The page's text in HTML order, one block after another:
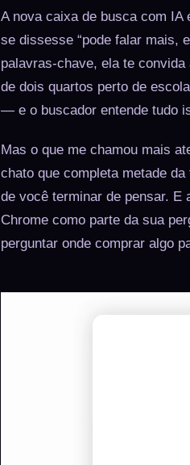
A nova caixa de busca com IA
se dissesse “pode falar mais,
palavras-chave, ela te
de dois quartos perto de
— e o buscador entende tudo
Mas o que me chamou mais
chato que completa metade
de você terminar de pensar. E
Chrome como parte da sua
perguntar onde comprar algo